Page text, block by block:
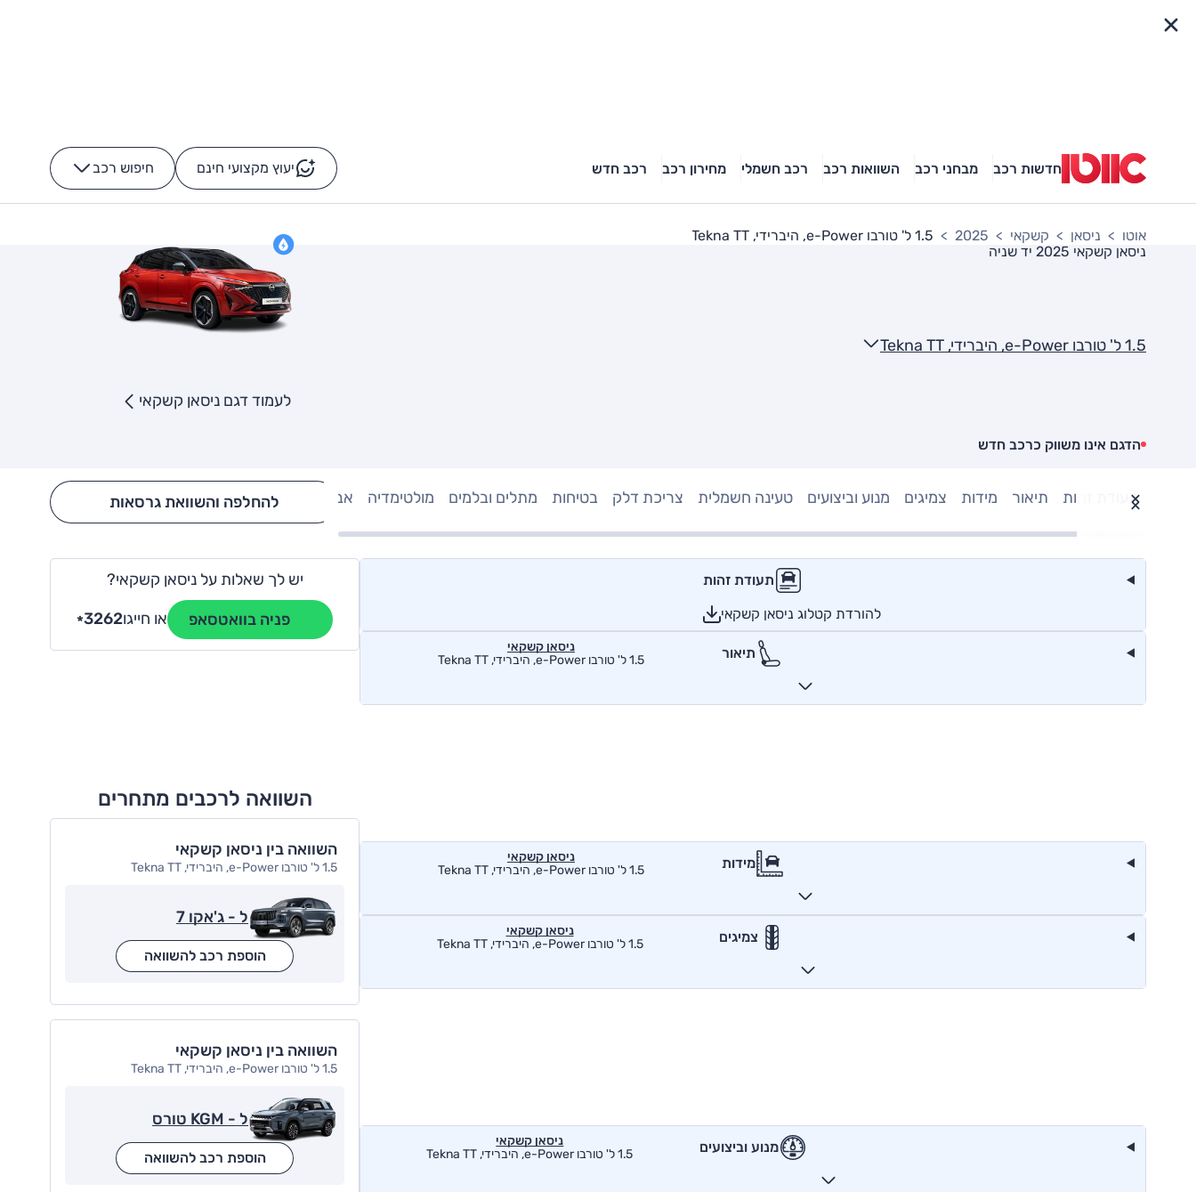
חדשות רכב מבחני רכב השוואות רכב רכב חשמלי מחירון רכב רכב חדש יעוץ מקצועי חינם חיפוש רכב -
אוטו ניסאן קשקאי 2025
1.5 ל' טורבו e-Power, היברידי, Tekna TT
ניסאן קשקאי 2025
יד שניה
1.5 ל' טורבו e-Power, היברידי, Tekna TT
הדגם אינו משווק כרכב חדש
לעמוד דגם ניסאן קשקאי
תעודת זהות תיאור מידות צמיגים מנוע וביצועים טעינה חשמלית צריכת דלק בטיחות מתלים ובלמים מולטימדיה אבזור Hide config section
להחלפה והשוואת גרסאות
תעודת זהות
להורדת קטלוג ניסאן קשקאי
תיאור
ניסאן קשקאי
1.5 ל' טורבו e-Power, היברידי, Tekna TT
מידות
ניסאן קשקאי
1.5 ל' טורבו e-Power, היברידי, Tekna TT
צמיגים
ניסאן קשקאי
1.5 ל' טורבו e-Power, היברידי, Tekna TT
מנוע וביצועים
ניסאן קשקאי
1.5 ל' טורבו e-Power, היברידי, Tekna TT
יש לך שאלות על ניסאן קשקאי?
פניה בוואטסאפ או חייגו *3262
השוואה לרכבים מתחרים
השוואה בין ניסאן קשקאי
1.5 ל' טורבו e-Power, היברידי, Tekna TT
ל - ג'אקו 7
הוספת רכב להשוואה
השוואה בין ניסאן קשקאי
1.5 ל' טורבו e-Power, היברידי, Tekna TT
ל - KGM טורס
הוספת רכב להשוואה